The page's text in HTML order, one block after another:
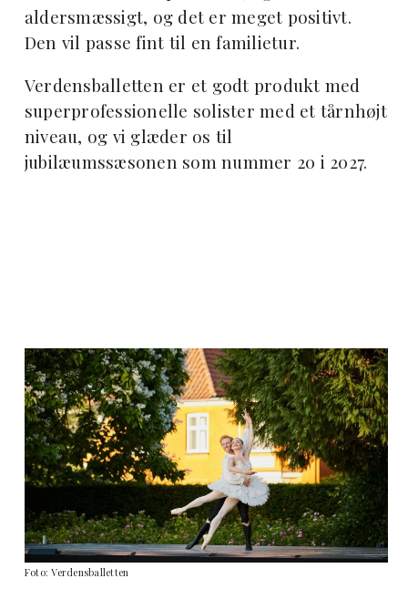
aldersmæssigt, og det er meget positivt.
Den vil passe fint til en familietur.
Verdensballetten er et godt produkt med
superprofessionelle solister med et tårnhøjt
niveau, og vi glæder os til
jubilæumssæsonen som nummer 20 i 2027.
Foto: Verdensballetten